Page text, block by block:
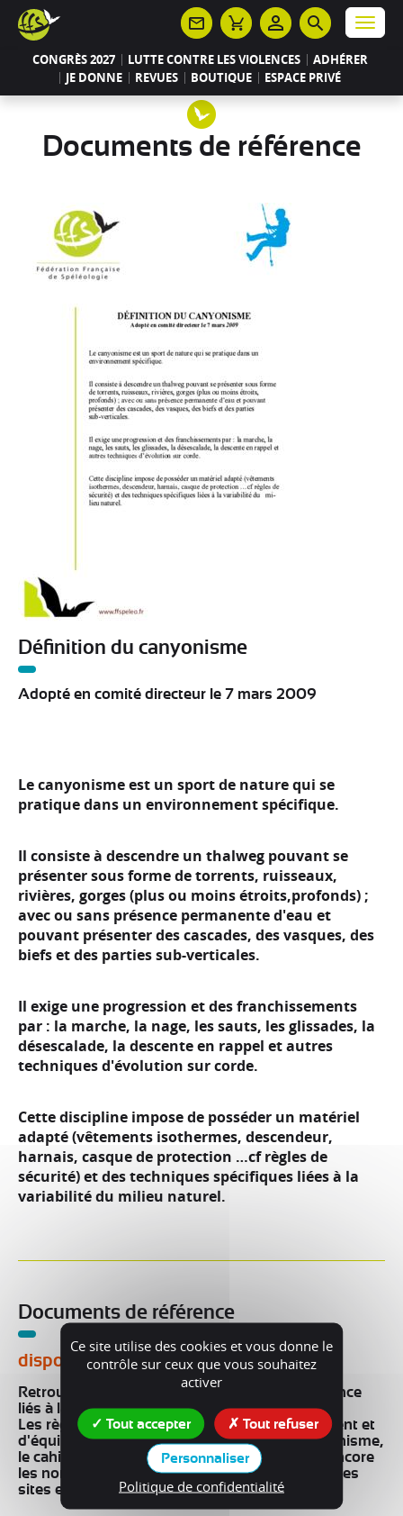
CONGRÈS 2027 LUTTE CONTRE LES VIOLENCES
ADHÉRER
JE DONNE
REVUES BOUTIQUE ESPACE PRIVÉ
Menu
Documents de référence
Définition du canyonisme
Adopté en comité directeur le 7 mars 2009
Le canyonisme est un sport de nature qui se
pratique dans un environnement spécifique.
Il consiste à descendre un thalweg pouvant se
présenter sous forme de torrents, ruisseaux,
rivières, gorges (plus ou moins étroits,profonds) ;
avec ou sans présence permanente d'eau et
pouvant présenter des cascades, des vasques, des
biefs et des parties sub-verticales.
Il exige une progression et des franchissements
par : la marche, la nage, les sauts, les glissades, la
désescalade, la descente en rappel et autres
techniques d'évolution sur corde.
Cette discipline impose de posséder un matériel
adapté (vêtements isothermes, descendeur,
harnais, casque de protection …cf règles de
sécurité) et des techniques spécifiques liées à la
variabilité du milieu naturel.
Documents de référence
disponibles en téléchargement
Retrouvez ci-dessous les documents de référence
liés à la pratique du canyonisme :
Les règles de sécurité, les normes d'encadrement et
d'équipement, la charte de l'équipeur en canyonisme,
le cahier des charges des topos labellisés ou encore
les normes de classement technique des espaces
sites et itinéraires.
Panneau de gestion des cookies
Ce site utilise des cookies et vous donne le
contrôle sur ceux que vous souhaitez
activer
Tout accepter Tout refuser
Personnaliser
Politique de confidentialité